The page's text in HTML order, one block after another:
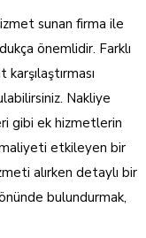
sunan firma ile
önemlidir. Farklı
Nakliye
gibi ek hizmetlerin
etkileyen bir
alırken detaylı bir
bulundurmak,